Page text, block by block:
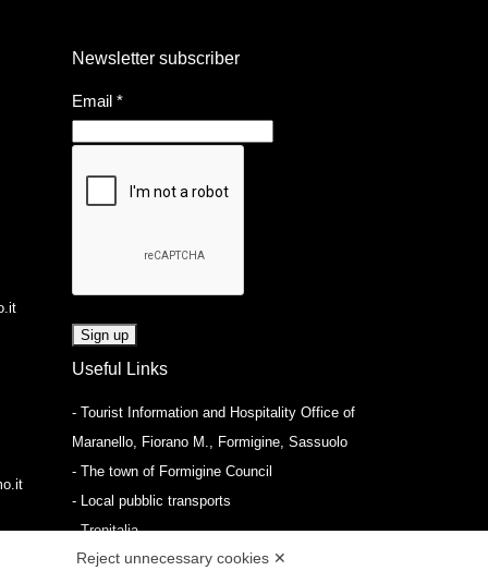
Newsletter subscriber
Email *
Useful Links
- Tourist Information and Hospitality Office of
Maranello, Fiorano M., Formigine, Sassuolo
- The town of Formigine Council
- Local pubblic transports
- Trenitalia
Apps download
Reject unnecessary cookies ✕